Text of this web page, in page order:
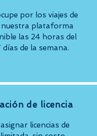
por los viajes de
nuestra plataforma
las 24 horas del
días de la semana.
de licencia
licencias de